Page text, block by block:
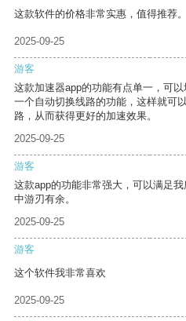
这款软件的价格非常实惠，值得推荐。
2025-09-25
游客
这款加速器app的功能有点单一，可
一个自动切换线路的功能，这样就可
路，从而获得更好的加速效果。
2025-09-25
游客
这款app的功能非常强大，可以满足
中游刃有余。
2025-09-25
游客
这个软件我非常喜欢
2025-09-25